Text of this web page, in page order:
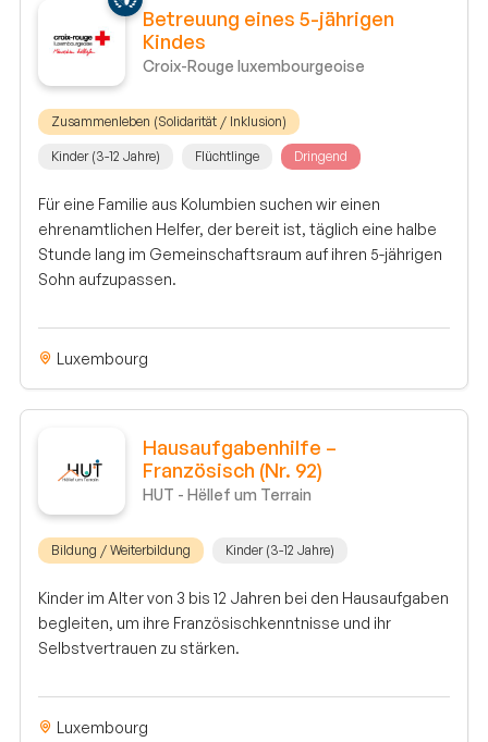
Betreuung eines 5-jährigen
Kindes
Croix-Rouge luxembourgeoise
Zusammenleben (Solidarität / Inklusion)
Kinder (3-12 Jahre) Flüchtlinge Dringend
Für eine Familie aus Kolumbien suchen wir einen
ehrenamtlichen Helfer, der bereit ist, täglich eine halbe
Stunde lang im Gemeinschaftsraum auf ihren 5-jährigen
Sohn aufzupassen.
Luxembourg
Hausaufgabenhilfe –
Französisch (Nr. 92)
HUT - Hëllef um Terrain
Bildung / Weiterbildung Kinder (3-12 Jahre)
Kinder im Alter von 3 bis 12 Jahren bei den Hausaufgaben
begleiten, um ihre Französischkenntnisse und ihr
Selbstvertrauen zu stärken.
Luxembourg